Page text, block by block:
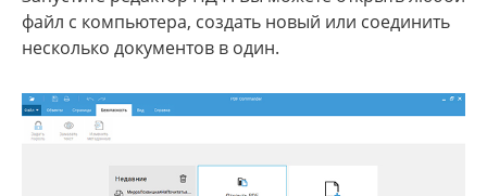
файл с компьютера, создать новый или соединить
несколько документов в один.